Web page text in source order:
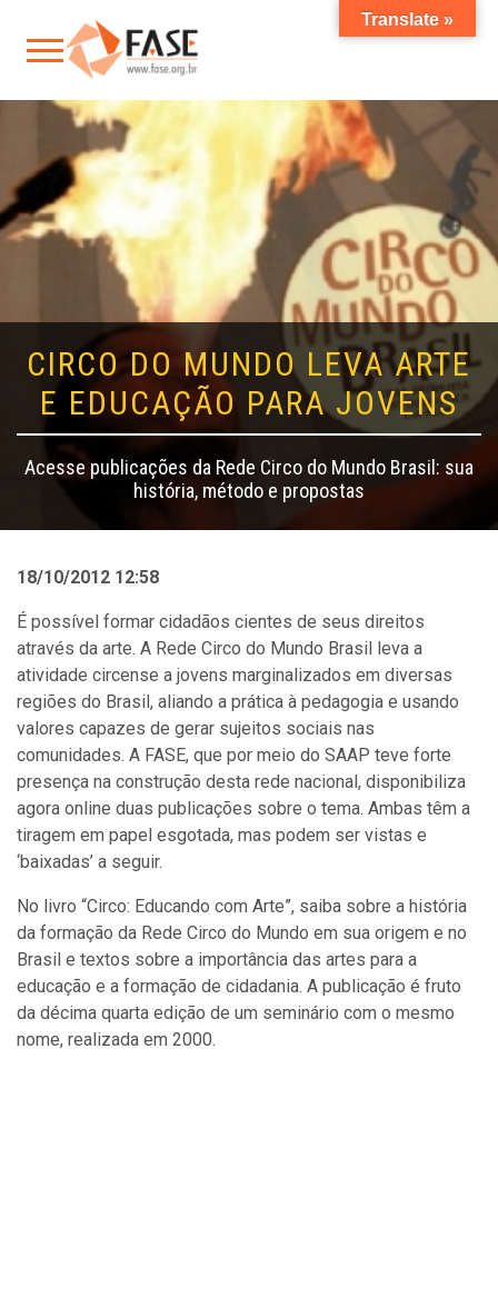
CIRCO DO MUNDO LEVA ARTE
E EDUCAÇÃO PARA JOVENS
Acesse publicações da Rede Circo do Mundo Brasil: sua
história, método e propostas
18/10/2012 12:58
É possível formar cidadãos cientes de seus direitos
através da arte. A Rede Circo do Mundo Brasil leva a
atividade circense a jovens marginalizados em diversas
regiões do Brasil, aliando a prática à pedagogia e usando
valores capazes de gerar sujeitos sociais nas
comunidades. A FASE, que por meio do SAAP teve forte
presença na construção desta rede nacional, disponibiliza
agora online duas publicações sobre o tema. Ambas têm a
tiragem em papel esgotada, mas podem ser vistas e
‘baixadas’ a seguir.
No livro “Circo: Educando com Arte”, saiba sobre a história
da formação da Rede Circo do Mundo em sua origem e no
Brasil e textos sobre a importância das artes para a
educação e a formação de cidadania. A publicação é fruto
da décima quarta edição de um seminário com o mesmo
nome, realizada em 2000.
Translate »